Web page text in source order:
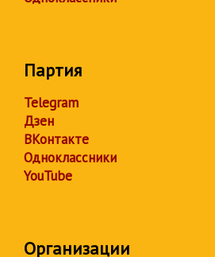
Партия
Telegram
Дзен
ВКонтакте
Одноклассники
YouTube
Организации